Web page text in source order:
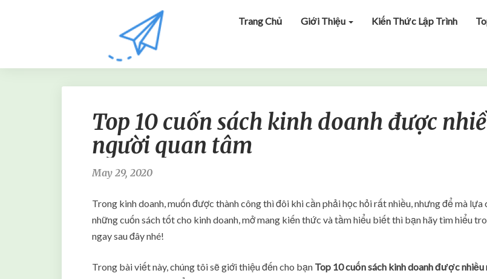
Trang Chủ Giới Thiệu Kiến Thức Lập Trình
o
p
n
s
h
Top 10 cuốn sách kinh doanh được
người quan tâm
May 29, 2020
Trong kinh doanh, muốn được thành công thì đôi khi cần phải học hỏi rất nhiều, nhưng để mà lựa
những cuốn sách tốt cho kinh doanh, mở mang kiến thức và tầm hiểu biết thì bạn hãy tìm hiểu
ngay sau đây nhé!
Trong bài viết này, chúng tôi sẽ giới thiệu đến cho bạn Top 10 cuốn sách kinh doanh được